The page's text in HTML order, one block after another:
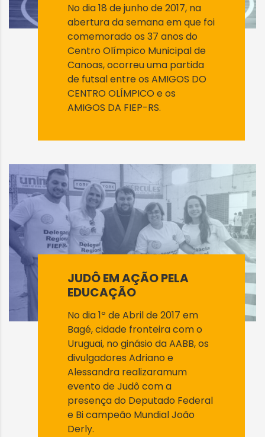
No dia 18 de junho de 2017, na
abertura da semana em que foi
comemorado os 37 anos do
Centro Olímpico Municipal de
Canoas, ocorreu uma partida
de futsal entre os AMIGOS DO
CENTRO OLÍMPICO e os
AMIGOS DA FIEP-RS.
JUDÔ EM AÇÃO PELA
EDUCAÇÃO
No dia 1º de Abril de 2017 em
Bagé, cidade fronteira com o
Uruguai, no ginásio da AABB, os
divulgadores Adriano e
Alessandra realizaramum
evento de Judô com a
presença do Deputado Federal
e Bi campeão Mundial João
Derly.